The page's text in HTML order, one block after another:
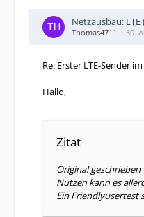
Netzausbau: LTE
Thomas4711 30.
Re: Erster LTE-Sender
Hallo,
Zitat
Original geschrieben
Nutzen kann es
Ein Friendlyusertest